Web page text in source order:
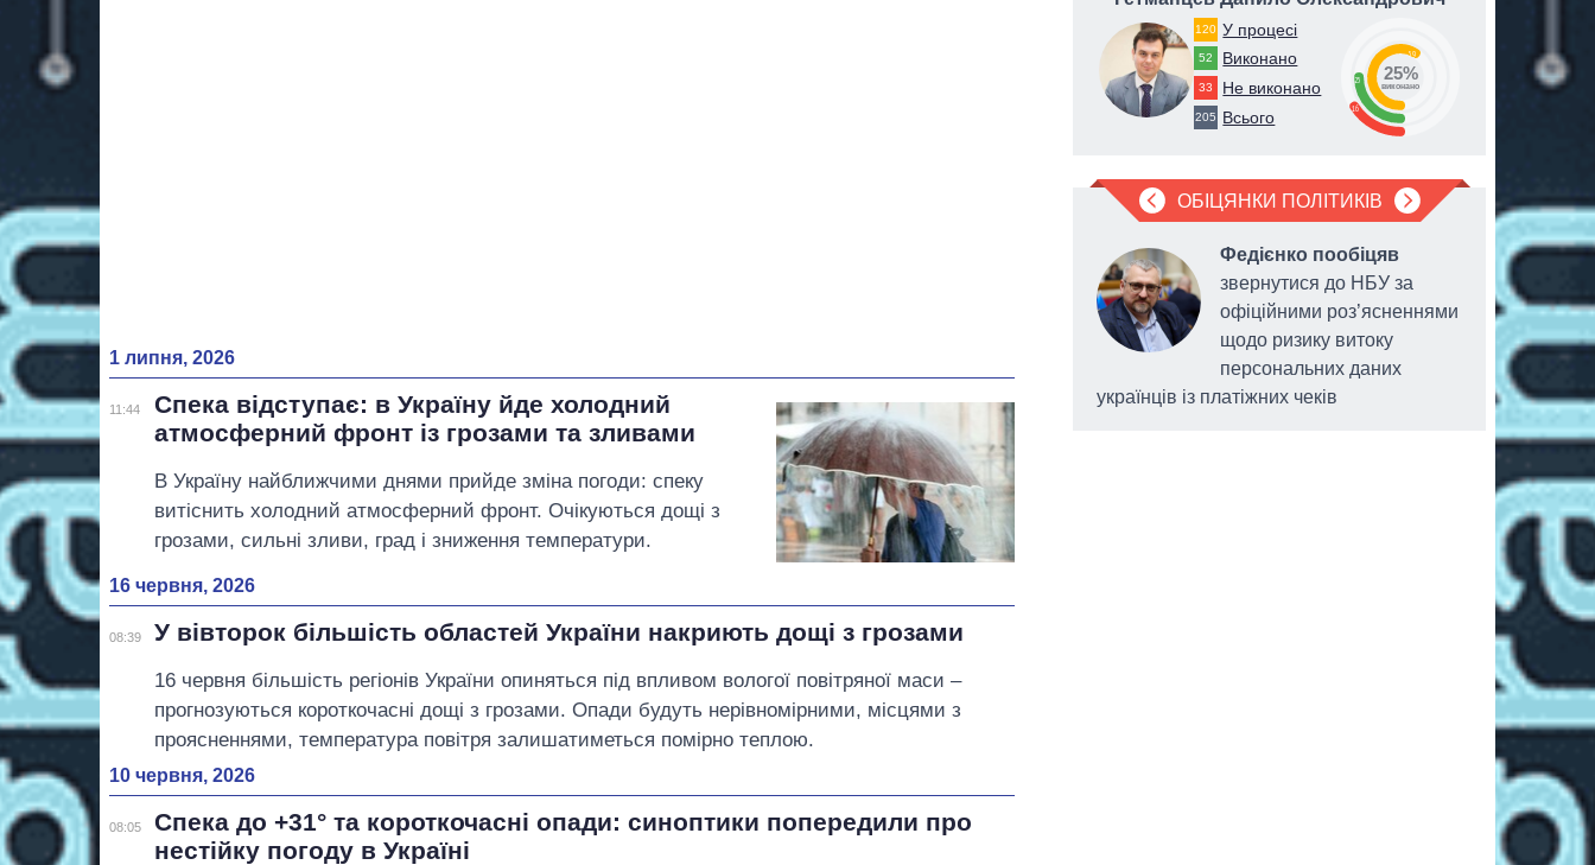
1 липня, 2026
11:44
Спека відступає: в Україну йде холодний
атмосферний фронт із грозами та зливами
В Україну найближчими днями прийде зміна погоди: спеку
витіснить холодний атмосферний фронт. Очікуються дощі з
грозами, сильні зливи, град і зниження температури.
16 червня, 2026
08:39 У вівторок більшість областей України накриють дощі з грозами
16 червня більшість регіонів України опиняться під впливом вологої повітряної маси –
прогнозуються короткочасні дощі з грозами. Опади будуть нерівномірними, місцями з
проясненнями, температура повітря залишатиметься помірно теплою.
10 червня, 2026
08:05
Спека до +31° та короткочасні опади: синоптики попередили про
нестійку погоду в Україні
120 У процесі
52 Виконано
33 Не виконано
205 Всього 16
25
59
25%
виконано
ОБІЦЯНКИ ПОЛІТИКІВ
Федієнко пообіцяв
звернутися до НБУ за
офіційними роз’ясненнями
щодо ризику витоку
персональних даних
українців із платіжних чеків